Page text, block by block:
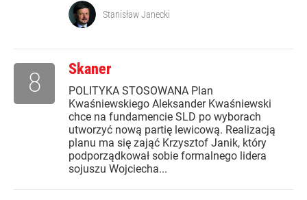
Stanisław Janecki
Skaner
POLITYKA STOSOWANA Plan
Kwaśniewskiego Aleksander Kwaśniewski
chce na fundamencie SLD po wyborach
utworzyć nową partię lewicową. Realizacją
planu ma się zająć Krzysztof Janik, który
podporządkował sobie formalnego lidera
sojuszu Wojciecha...
8